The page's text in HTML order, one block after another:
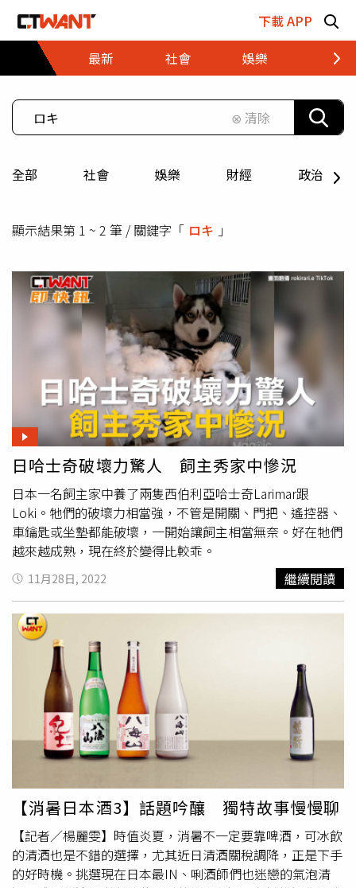
下載 APP
最新
社會 娛樂 財經
⊗ 清除
全部 社會 娛樂 財經 政治
顯示結果第 1 ~ 2 筆 / 關鍵字「 ロキ 」
日哈士奇破壞力驚人 飼主秀家中慘況
日本一名飼主家中養了兩隻西伯利亞哈士奇Larimar跟
Loki。牠們的破壞力相當強，不管是開關、門把、遙控器、
車鑰匙或坐墊都能破壞，一開始讓飼主相當無奈。好在牠們
越來越成熟，現在終於變得比較乖。
11月28日, 2022 繼續閱讀
【消暑日本酒3】話題吟釀 獨特故事慢慢聊
【記者／楊麗雯】時值炎夏，消暑不一定要靠啤酒，可冰飲
的清酒也是不錯的選擇，尤其近日清酒關稅調降，正是下手
的好時機。挑選現在日本最IN、唎酒師們也迷戀的氣泡清